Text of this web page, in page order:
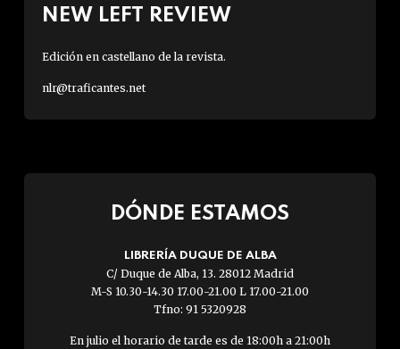
NEW LEFT REVIEW
Edición en castellano de la revista.
nlr@traficantes.net
DÓNDE ESTAMOS
LIBRERÍA DUQUE DE ALBA
C/ Duque de Alba, 13. 28012 Madrid
M-S 10.30-14.30 17.00-21.00 L 17.00-21.00
Tfno: 91 5320928
En julio el horario de tarde es de 18:00h a 21:00h